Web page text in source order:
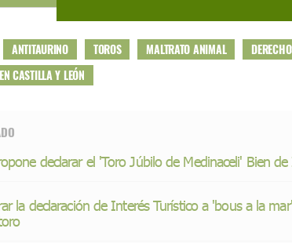
ANTITAURINO TOROS MALTRATO ANIMAL
CASTILLA Y LEÓN
declarar el 'Toro Júbilo de Medinaceli' Bien
la declaración de Interés Turístico a 'bous a la